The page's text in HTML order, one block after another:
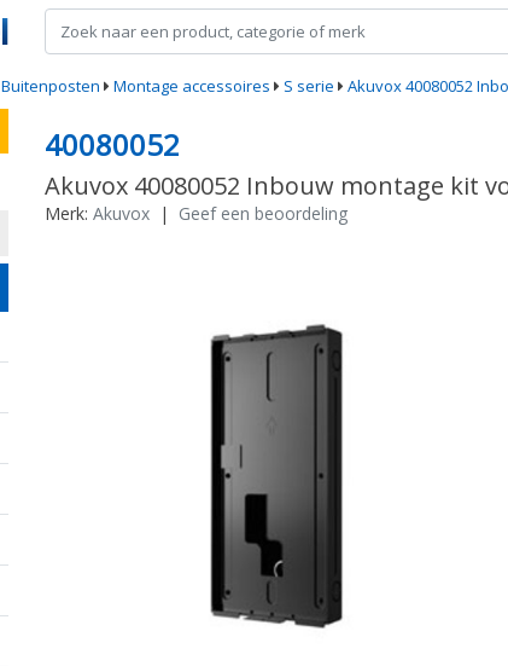
Buitenposten Montage accessoires S serie Akuvox 40080052
40080052
Akuvox 40080052 Inbouw montage kit
Merk: Akuvox | Geef een beoordeling